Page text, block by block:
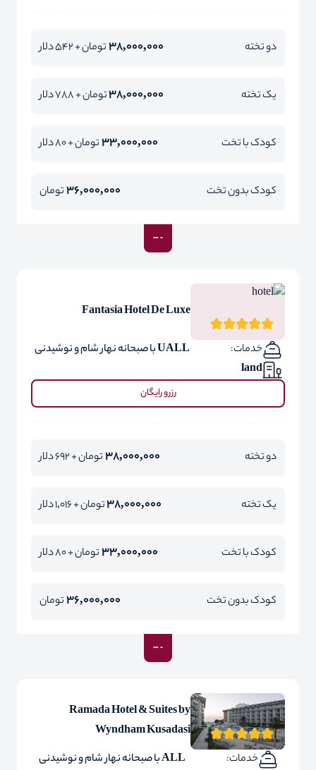
دو تخته 38,000,000تومان + 542 دلار
یک تخته 38,000,000تومان + 788 دلار
کودک با تخت 33,000,000تومان + 80 دلار
کودک بدون تخت 36,000,000تومان
Fantasia Hotel De Luxe
خدمات:
UALL با صبحانه نهار شام و نوشیدنی
land
رزرو رایگان
دو تخته 38,000,000تومان + 692 دلار
یک تخته 38,000,000تومان + 1,016 دلار
کودک با تخت 33,000,000تومان + 80 دلار
کودک بدون تخت 36,000,000تومان
Ramada Hotel & Suites by
Wyndham Kusadasi
خدمات:
ALL با صبحانه نهار شام و نوشیدنی